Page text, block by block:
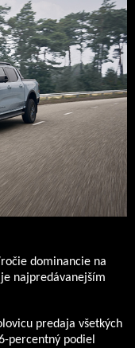
dominancie na
najpredávanejším
predaja všetkých
percentný podiel